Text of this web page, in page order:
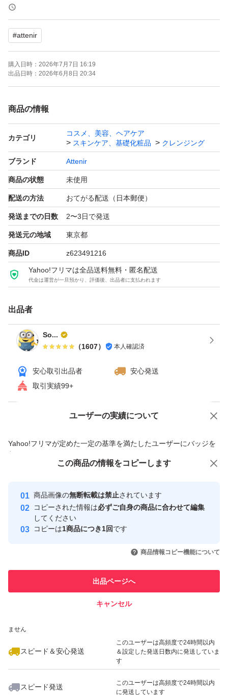
ミニボトル 30mL 2個
新品未使用
購入時期:2025年10月
#attenir
購入日時： 2026年7月7日 16:19
出品日時： 2026年6月8日 20:34
商品の情報
カテゴリ
コスメ、美容、ヘアケア
スキンケア、基礎化粧品
クレンジング
ブランド Attenir
商品の状態 未使用
配送の方法 おてがる配送（日本郵便）
発送までの日数 2〜3日で発送
発送元の地域 東京都
商品ID z623491216
Yahoo!フリマは全品送料無料・匿名配送
代金は運営が一旦預かり、評価後、出品者に支払われます
出品者
So...
（1607） 本人確認済
安心取引出品者
安心発送
取引実績99+
ユーザーの実績について
Yahoo!フリマが定めた一定の基準を満たしたユーザーにバッジを
付与しています
安心取引出品者
心・安全なユーザーです
取引実績
引を完了させた実績があります
での取引実績があります
ません
スピード＆安心発送
このユーザーは高頻度で24時間以内
＆設定した発送日数内に発送していま
す
スピード発送
このユーザーは高頻度で24時間以内
に発送しています
価格の相談 商品への質問
この商品の情報をコピーします
商品画像の無断転載は禁止されています
コピーされた情報は必ずご自身の商品に合わせて編集
してください
コピーは1商品につき1回です
商品情報コピー機能について
出品ページへ
キャンセル
この商品をみている人にオススメ